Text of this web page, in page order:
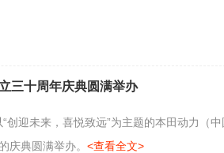
三十周年庆典圆满举办
创迎未来，喜悦致远”为主题的本田动力（
庆典圆满举办。 <查看全文>